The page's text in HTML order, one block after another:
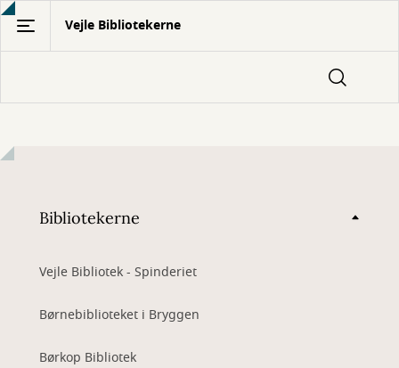
Gå
hovedindhold
Vejle Bibliotekerne
Bibliotekerne
Vejle Bibliotek - Spinderiet
Børnebiblioteket i Bryggen
Børkop Bibliotek